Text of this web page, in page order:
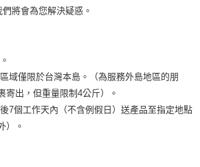
將會為您解決疑惑。
域僅限於台灣本島。（為服務外島地區的朋
寄出，但重量限制4公斤）。
7個工作天內（不含例假日）送產品至指定地點
）。